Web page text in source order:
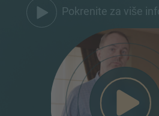
Pokrenite za više